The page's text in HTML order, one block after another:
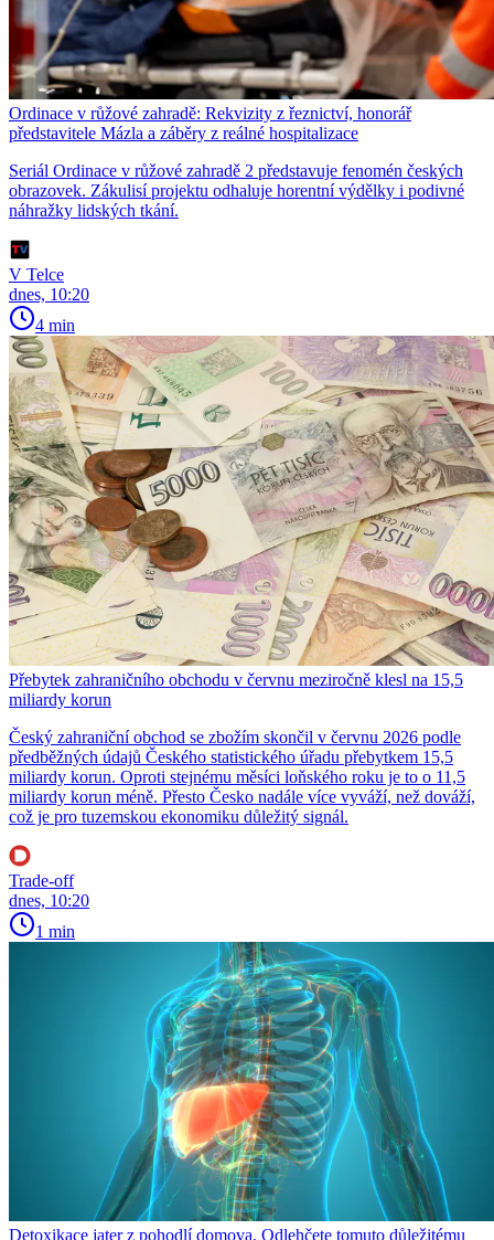
Ordinace v růžové zahradě: Rekvizity z řeznictví, honorář
představitele Mázla a záběry z reálné hospitalizace
Seriál Ordinace v růžové zahradě 2 představuje fenomén českých
obrazovek. Zákulisí projektu odhaluje horentní výdělky i podivné
náhražky lidských tkání.
V Telce
dnes, 10:20
4 min
Přebytek zahraničního obchodu v červnu meziročně klesl na 15,5
miliardy korun
Český zahraniční obchod se zbožím skončil v červnu 2026 podle
předběžných údajů Českého statistického úřadu přebytkem 15,5
miliardy korun. Oproti stejnému měsíci loňského roku je to o 11,5
miliardy korun méně. Přesto Česko nadále více vyváží, než dováží,
což je pro tuzemskou ekonomiku důležitý signál.
Trade-off
dnes, 10:20
1 min
Detoxikace jater z pohodlí domova. Odlehčete tomuto důležitému